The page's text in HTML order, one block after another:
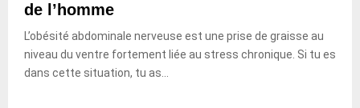
de l’homme
L’obésité abdominale nerveuse est une prise de graisse au
niveau du ventre fortement liée au stress chronique. Si tu es
dans cette situation, tu as...